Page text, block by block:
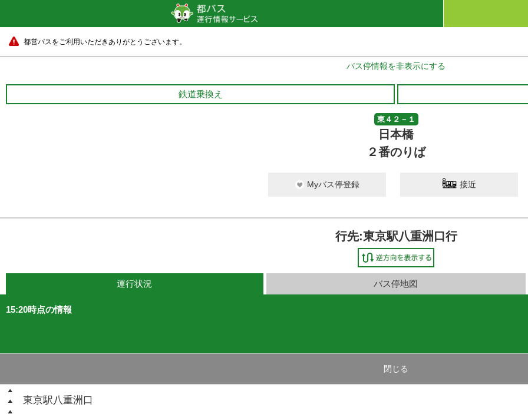
都営バスをご利用いただきありがとうございます。
バス停情報を非表示にする
鉄道乗換え
東４２－１
日本橋
２番のりば
Myバス停登録 接近
行先:東京駅八重洲口行
運行状況 バス停地図
15:20時点の情報
閉じる
東京駅八重洲口